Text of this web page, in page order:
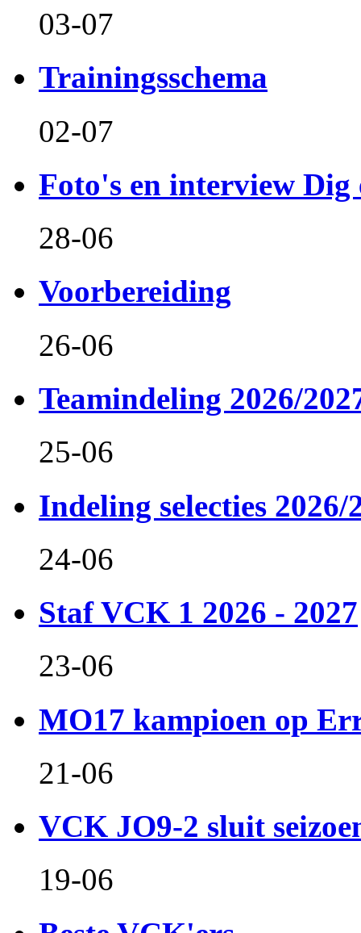
03-07
Trainingsschema
02-07
Foto's en interview Dig
28-06
Voorbereiding
26-06
Teamindeling 2026/
25-06
Indeling selecties 2026/
24-06
Staf VCK 1 2026 - 2027
23-06
MO17 kampioen op
21-06
VCK JO9-2 sluit
19-06